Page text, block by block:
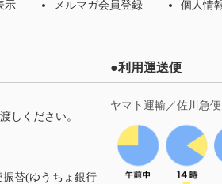
示 メルマガ会員登録 個人情
しください。
替(ゆうちょ銀行
●利用運送便
ヤマト運輸／佐川急